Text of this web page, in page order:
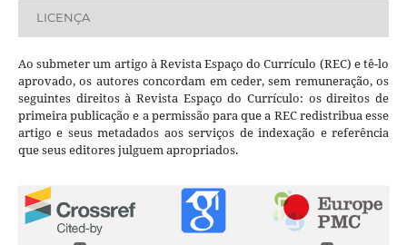
LICENÇA
Ao submeter um artigo à Revista Espaço do Currículo (REC) e tê-lo
aprovado, os autores concordam em ceder, sem remuneração, os
seguintes direitos à Revista Espaço do Currículo: os direitos de
primeira publicação e a permissão para que a REC redistribua esse
artigo e seus metadados aos serviços de indexação e referência
que seus editores julguem apropriados.